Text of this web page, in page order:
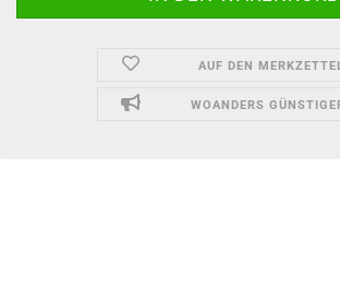
AUF DEN
WOANDERS